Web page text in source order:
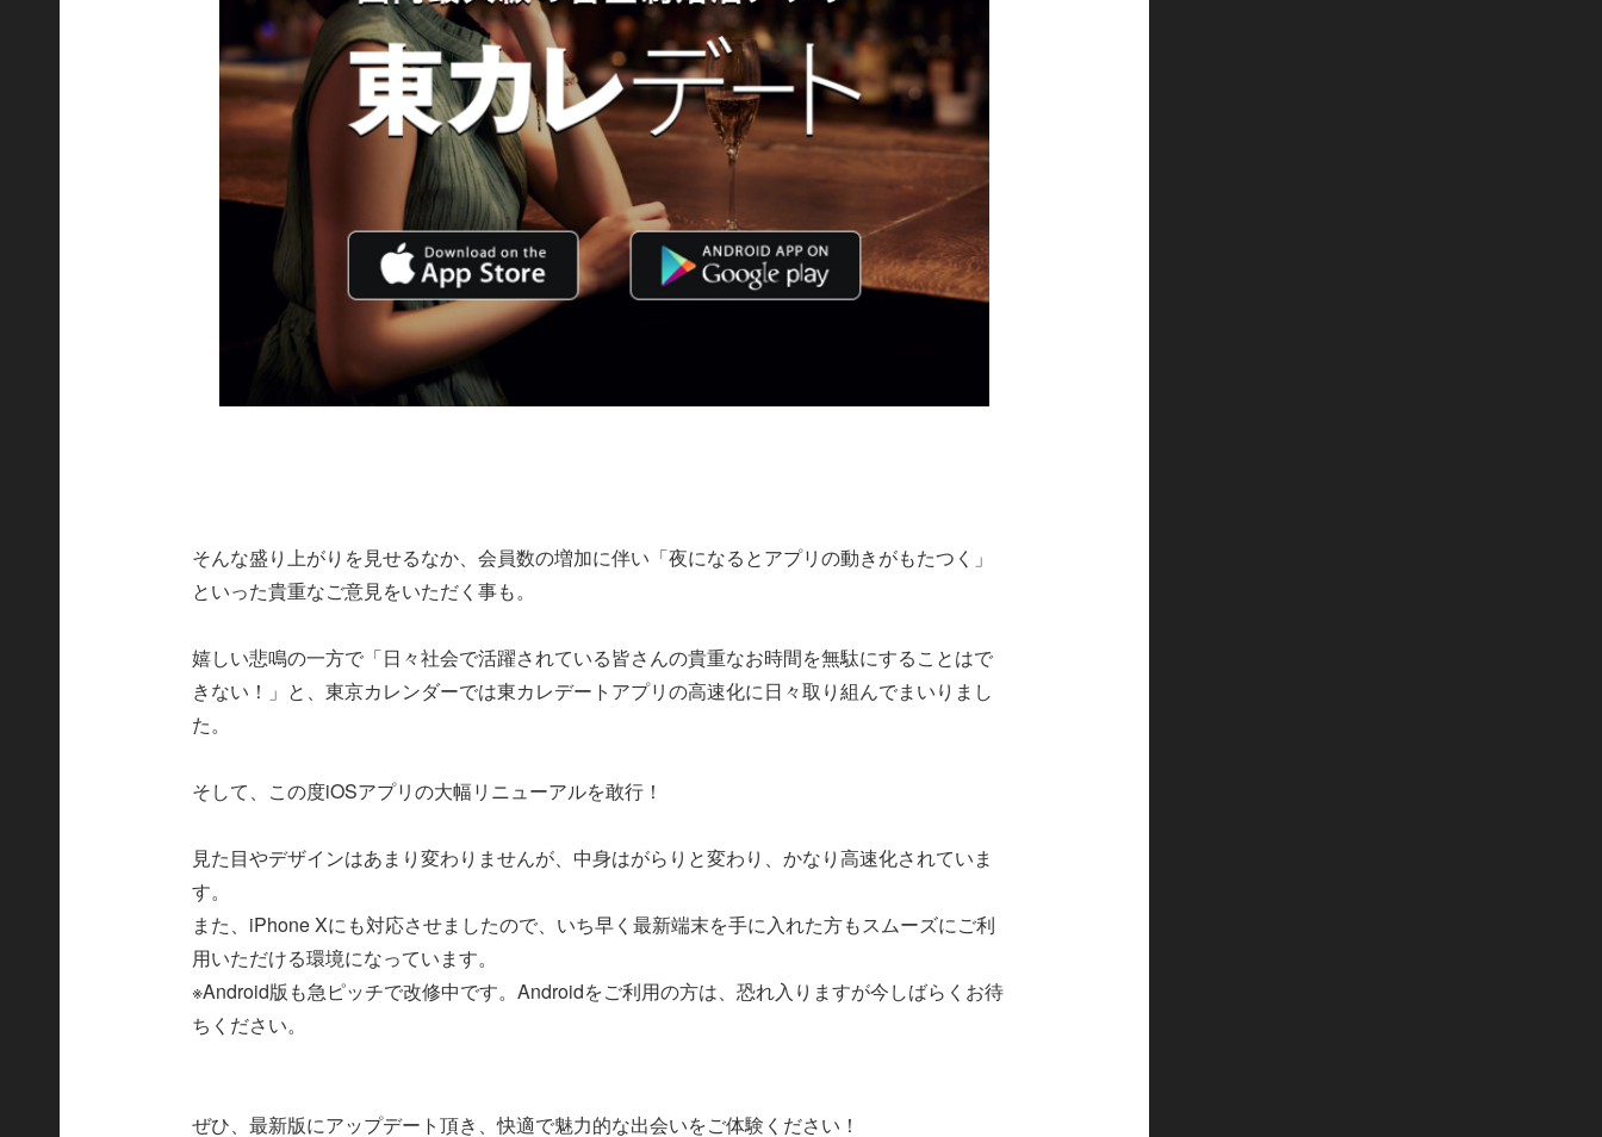
そんな盛り上がりを見せるなか、会員数の増加に伴い「夜になるとアプリの動きがもたつく」
といった貴重なご意見をいただく事も。
嬉しい悲鳴の一方で「日々社会で活躍されている皆さんの貴重なお時間を無駄にすることはで
きない！」と、東京カレンダーでは東カレデートアプリの高速化に日々取り組んでまいりまし
た。
そして、この度iOSアプリの大幅リニューアルを敢行！
見た目やデザインはあまり変わりませんが、中身はがらりと変わり、かなり高速化されていま
す。
また、iPhone Xにも対応させましたので、いち早く最新端末を手に入れた方もスムーズにご利
用いただける環境になっています。
※Android版も急ピッチで改修中です。Androidをご利用の方は、恐れ入りますが今しばらくお待
ちください。
ぜひ、最新版にアップデート頂き、快適で魅力的な出会いをご体験ください！